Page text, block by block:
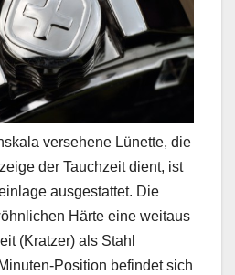
versehene Lünette, die
der Tauchzeit dient, ist
ausgestattet. Die
Härte eine weitaus
(Kratzer) als Stahl
Position befindet sich